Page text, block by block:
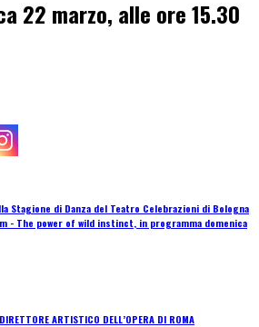
22 marzo, alle ore 15.30
Stagione di Danza del Teatro Celebrazioni di Bologna
- The power of wild instinct, in programma domenica
ARTISTICO DELL’OPERA DI ROMA